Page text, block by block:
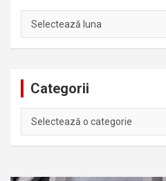
Categorii